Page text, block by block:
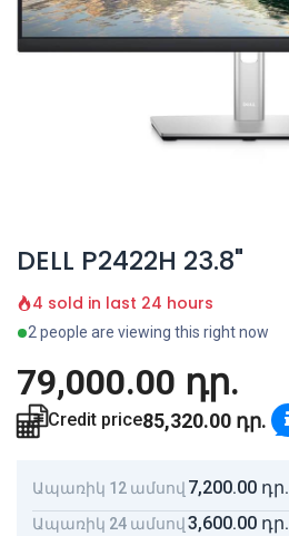
DELL P2422H 23.8"
4 sold in last 24 hours
2 people are viewing this right now
79,000.00 դր.
Credit price85,320.00 դր.
Ապառիկ 12 ամսով 7,200.00 դր.
Ապառիկ 24 ամսով 3,600.00 դր.